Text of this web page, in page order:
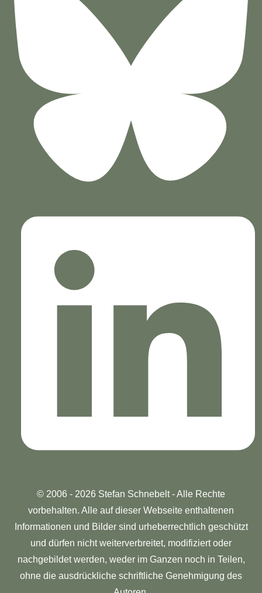
© 2006 - 2026 Stefan Schnebelt - Alle Rechte
vorbehalten. Alle auf dieser Webseite enthaltenen
Informationen und Bilder sind urheberrechtlich geschützt
und dürfen nicht weiterverbreitet, modifiziert oder
nachgebildet werden, weder im Ganzen noch in Teilen,
ohne die ausdrückliche schriftliche Genehmigung des